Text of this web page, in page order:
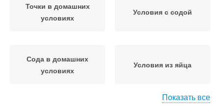
Точки в домашних
условиях
Условия с содой
Сода в домашних
условиях
Условия из яйца
Показать все